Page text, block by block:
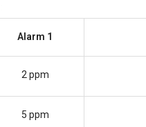
Alarm 1
2 ppm
5 ppm